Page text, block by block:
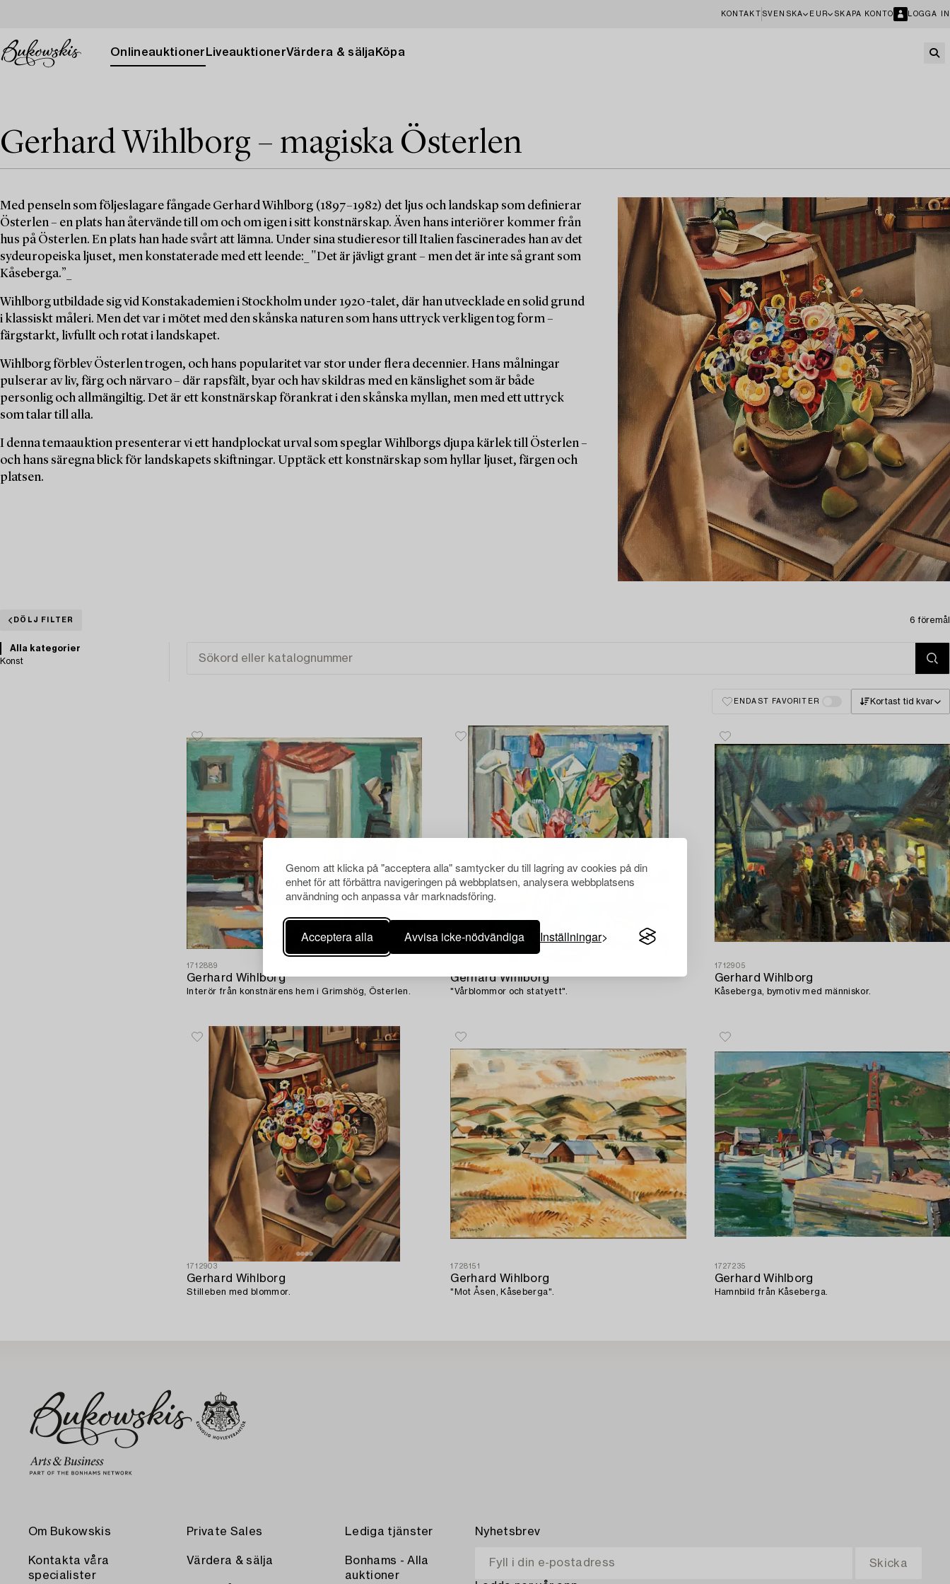
Genom att klicka på "acceptera alla" samtycker du till lagring av cookies på din
enhet för att förbättra navigeringen på webbplatsen, analysera webbplatsens
användning och anpassa vår marknadsföring.
Acceptera alla Avvisa icke-nödvändiga Inställningar
KONTAKT SVENSKA EUR SKAPA KONTO LOGGA IN
Onlineauktioner LiveauktionerVärdera & sälja Köpa
Gerhard Wihlborg – magiska Österlen
Med penseln som följeslagare fångade Gerhard Wihlborg (1897–1982) det ljus och landskap som definierar
Österlen – en plats han återvände till om och om igen i sitt konstnärskap. Även hans interiörer kommer från
hus på Österlen. En plats han hade svårt att lämna. Under sina studieresor till Italien fascinerades han av det
sydeuropeiska ljuset, men konstaterade med ett leende:_ "Det är jävligt grant – men det är inte så grant som
Kåseberga.”_
Wihlborg utbildade sig vid Konstakademien i Stockholm under 1920-talet, där han utvecklade en solid grund
i klassiskt måleri. Men det var i mötet med den skånska naturen som hans uttryck verkligen tog form –
färgstarkt, livfullt och rotat i landskapet.
Wihlborg förblev Österlen trogen, och hans popularitet var stor under flera decennier. Hans målningar
pulserar av liv, färg och närvaro – där rapsfält, byar och hav skildras med en känslighet som är både
personlig och allmängiltig. Det är ett konstnärskap förankrat i den skånska myllan, men med ett uttryck
som talar till alla.
I denna temaauktion presenterar vi ett handplockat urval som speglar Wihlborgs djupa kärlek till Österlen –
och hans säregna blick för landskapets skiftningar. Upptäck ett konstnärskap som hyllar ljuset, färgen och
platsen.
DÖLJ FILTER 6 föremål
Alla kategorier
Konst
ENDAST FAVORITER Kortast tid kvar
1712889
Gerhard Wihlborg
Interör från konstnärens hem i Grimshög, Österlen.
Gerhard Wihlborg
"Vårblommor och statyett".
1712905
Gerhard Wihlborg
Kåseberga, bymotiv med människor.
1712903
Gerhard Wihlborg
Stilleben med blommor.
1728151
Gerhard Wihlborg
"Mot Åsen, Kåseberga".
1727235
Gerhard Wihlborg
Hamnbild från Kåseberga.
Om Bukowskis
Kontakta våra
specialister
Private Sales
Värdera & sälja
Lediga tjänster
Bonhams - Alla
auktioner
Nyhetsbrev